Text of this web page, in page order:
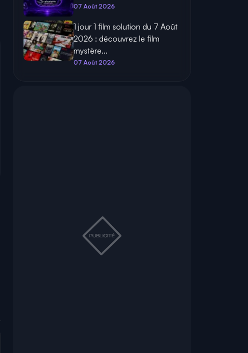
07 Août 2026
1 jour 1 film solution du 7 Août
2026 : découvrez le film
mystère...
07 Août 2026